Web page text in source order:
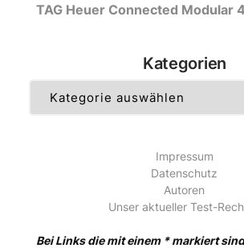
TAG Heuer Connected Modular
Kategorien
Impressum
Datenschutz
Autoren
Unser aktueller Test-
Bei Links die mit einem * markiert